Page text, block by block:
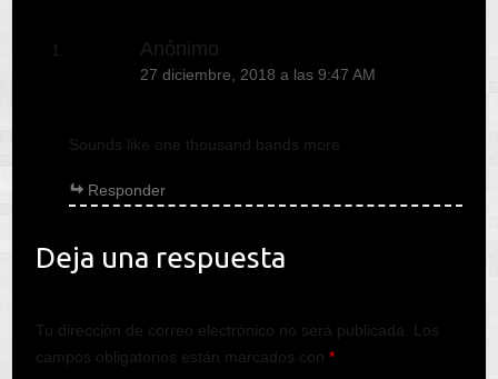
Anónimo
27 diciembre, 2018 a las 9:47 AM
Sounds like one thousand bands more
Responder
Deja una respuesta
Tu dirección de correo electrónico no será publicada.
Los
campos obligatorios están marcados con *